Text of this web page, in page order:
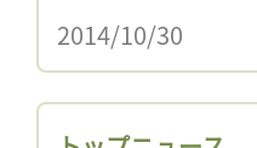
2014/10/30